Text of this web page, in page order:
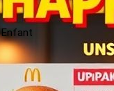
Enfant